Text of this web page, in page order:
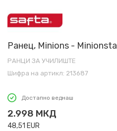
Ранец, Minions -
РАНЦИ ЗА УЧИЛИШТЕ
Шифра на артикл: 213687
Достапно веднаш
2.998 МКД
48,51 EUR